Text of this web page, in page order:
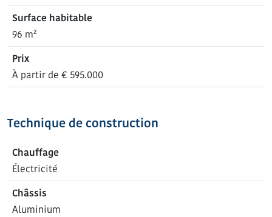
Surface habitable
96 m²
Prix
À partir de € 595.000
Technique de construction
Chauffage
Électricité
Châssis
Aluminium